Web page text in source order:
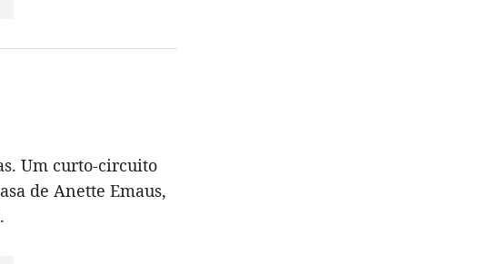
Um curto-circuito
de Anette Emaus,